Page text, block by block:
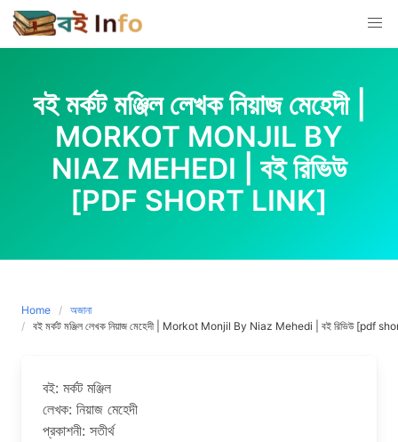
Skip
to
content
বই মর্কট মঞ্জিল লেখক নিয়াজ মেহেদী |
MORKOT MONJIL BY
NIAZ MEHEDI | বই রিভিউ
[PDF SHORT LINK]
Home
অজানা
বই মর্কট মঞ্জিল লেখক নিয়াজ মেহেদী | Morkot Monjil By Niaz Mehedi | বই রিভিউ [pdf
বই: মর্কট মঞ্জিল
লেখক: নিয়াজ মেহেদী
প্রকাশনী: সতীর্থ